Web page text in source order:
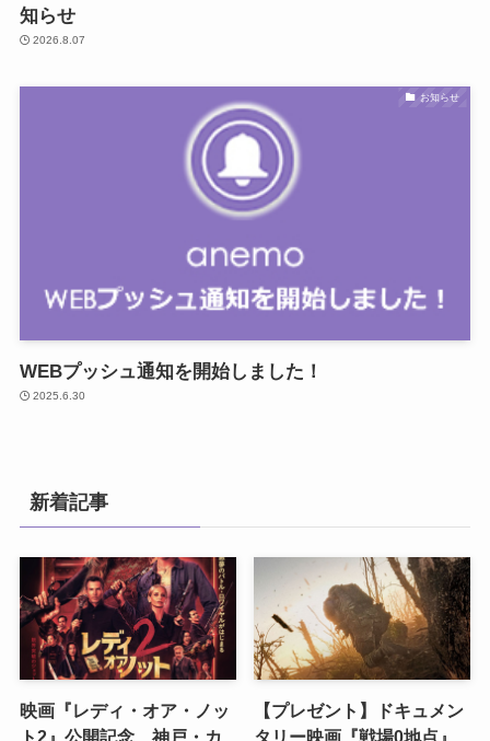
知らせ
2026.8.07
お知らせ
WEBプッシュ通知を開始しました！
2025.6.30
新着記事
映画『レディ・オア・ノッ
ト2』公開記念 神戸・カ
【プレゼント】ドキュメン
タリー映画『戦場0地点』